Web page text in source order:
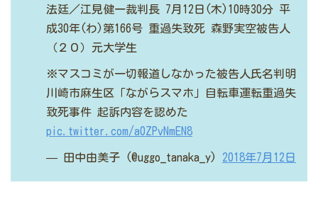
法廷／江見健一裁判長 7月12日(木)10時30分 平
成30年(わ)第166号 重過失致死 森野実空被告人
（２０）元大学生
※マスコミが一切報道しなかった被告人氏名判明
川崎市麻生区「ながらスマホ」自転車運転重過失
致死事件 起訴内容を認めた
pic.twitter.com/a0ZPvNmEN8
— 田中由美子 (@uggo_tanaka_y) 2018年7月12日